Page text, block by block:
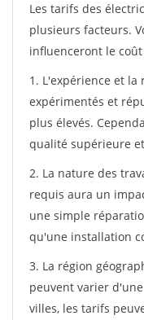
Les tarifs des
plusieurs facteurs.
influenceront le
1. L'expérience et
expérimentés et
plus élevés.
qualité supérieure
2. La nature des
requis aura un
une simple
qu'une installation
3. La région
peuvent varier
villes, les tarifs